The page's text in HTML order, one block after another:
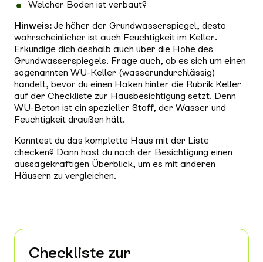
Welcher Boden ist verbaut?
Hinweis: Je höher der Grundwasserspiegel, desto
wahrscheinlicher ist auch Feuchtigkeit im Keller.
Erkundige dich deshalb auch über die Höhe des
Grundwasserspiegels. Frage auch, ob es sich um einen
sogenannten WU-Keller (wasserundurchlässig)
handelt, bevor du einen Haken hinter die Rubrik Keller
auf der Checkliste zur Hausbesichtigung setzt. Denn
WU-Beton ist ein spezieller Stoff, der Wasser und
Feuchtigkeit draußen hält.
Konntest du das komplette Haus mit der Liste
checken? Dann hast du nach der Besichtigung einen
aussagekräftigen Überblick, um es mit anderen
Häusern zu vergleichen.
Checkliste zur